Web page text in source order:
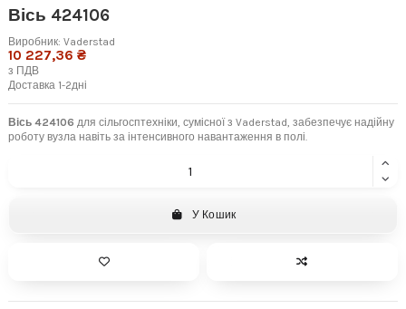
Вісь 424106
Виробник: Vaderstad
10 227,36 ₴
з ПДВ
Доставка 1-2дні
Вісь 424106 для сільгосптехніки, сумісної з Vaderstad, забезпечує надійну
роботу вузла навіть за інтенсивного навантаження в полі.
У Кошик